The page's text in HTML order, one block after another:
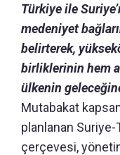
Türkiye ile
medeniyet
belirterek,
birliklerinin hem
ülkenin
Mutabakat
planlanan
çerçevesi,